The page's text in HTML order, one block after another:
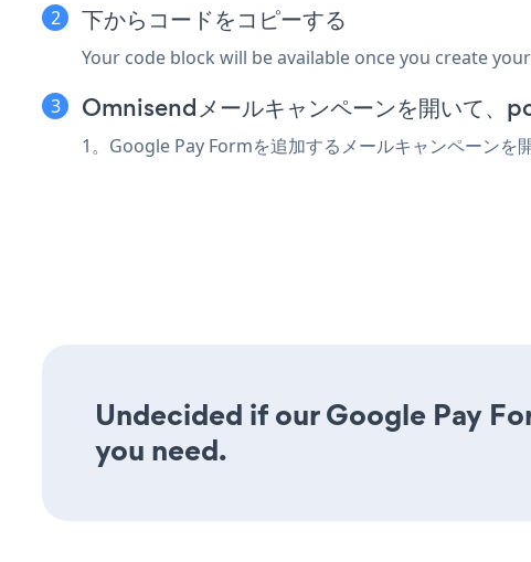
下からコードをコピーする
Your code block will be available once you create
Omnisendメールキャンペーンを開いて、
1。Google Pay Formを追加するメールキャンペーンを開
Undecided if our Google Pay
you need.